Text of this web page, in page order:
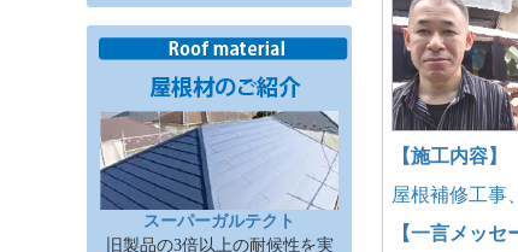
スーパーガルテクト
旧製品の3倍以上の耐候性を実
【施工内容】
屋根補修工事
【一言メッセ